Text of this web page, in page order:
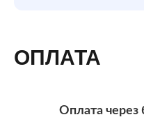
ОПЛАТА
Оплата через